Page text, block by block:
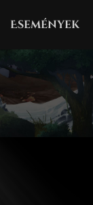
Események